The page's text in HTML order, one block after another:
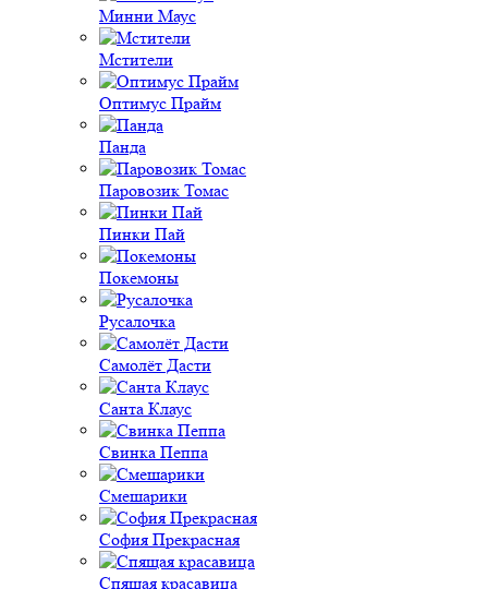
Минни Маус
Мстители
Оптимус Прайм
Панда
Паровозик Томас
Пинки Пай
Покемоны
Русалочка
Самолёт Дасти
Санта Клаус
Свинка Пеппа
Смешарики
София Прекрасная
Спящая красавица